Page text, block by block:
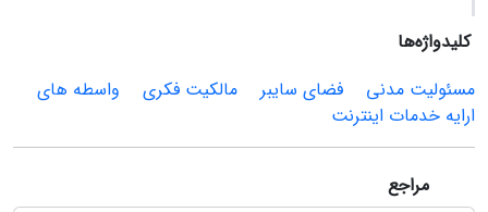
کلیدواژه‌ها
مسئولیت مدنی
فضای سایبر مالکیت فکری
واسطه های
ارایه خدمات اینترنت
مراجع